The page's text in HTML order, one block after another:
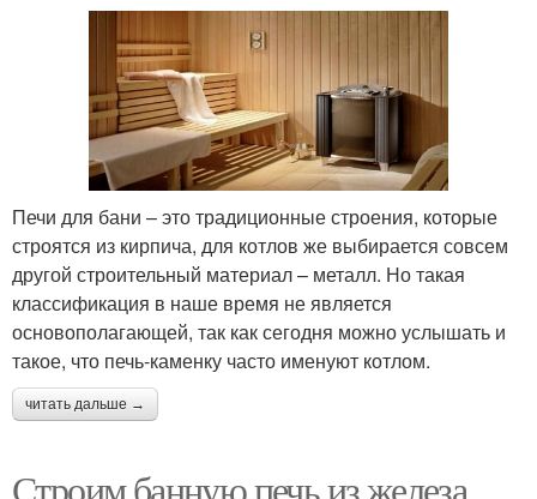
Печи для бани – это традиционные строения, которые
строятся из кирпича, для котлов же выбирается совсем
другой строительный материал – металл. Но такая
классификация в наше время не является
основополагающей, так как сегодня можно услышать и
такое, что печь-каменку часто именуют котлом.
читать дальше →